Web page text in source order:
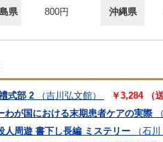
県 800円 沖縄県
式部 2 （吉川弘文館）
￥3,284 （
わが国における末期患者ケアの実際
人周遊 書下し長編 ミステリー
（石